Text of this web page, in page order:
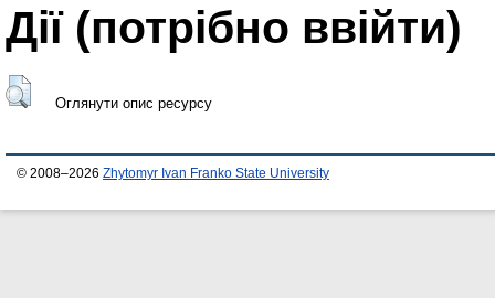
Дії ​​(потрібно ввійти)
Оглянути опис ресурсу
© 2008–2026 Zhytomyr Ivan Franko State University